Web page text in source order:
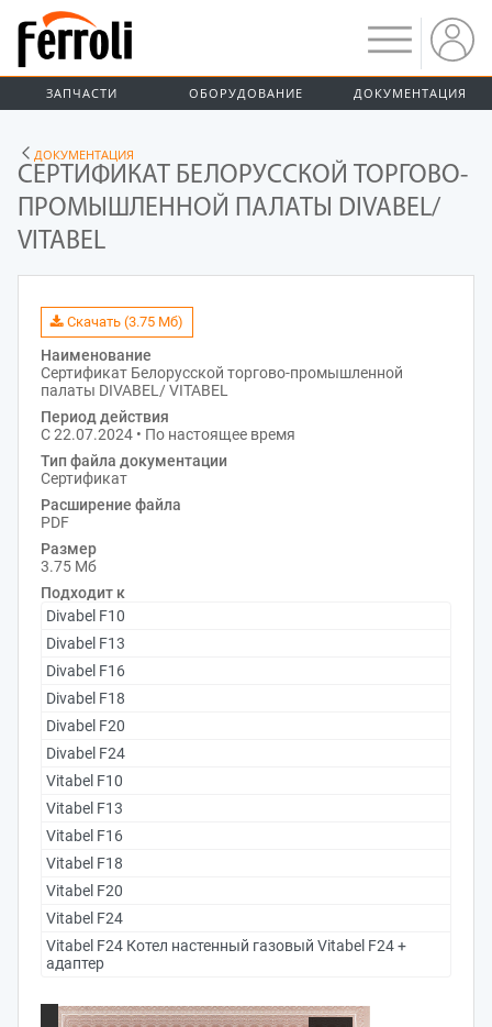
ЗАПЧАСТИ ОБОРУДОВАНИЕ ДОКУМЕНТАЦИЯ
ДОКУМЕНТАЦИЯ
СЕРТИФИКАТ БЕЛОРУССКОЙ ТОРГОВО-
ПРОМЫШЛЕННОЙ ПАЛАТЫ DIVABEL/
VITABEL
Скачать (3.75 Мб)
Наименование
Сертификат Белорусской торгово-промышленной
палаты DIVABEL/ VITABEL
Период действия
С 22.07.2024 • По настоящее время
Тип файла документации
Сертификат
Расширение файла
PDF
Размер
3.75 Мб
Подходит к
Divabel F10
Divabel F13
Divabel F16
Divabel F18
Divabel F20
Divabel F24
Vitabel F10
Vitabel F13
Vitabel F16
Vitabel F18
Vitabel F20
Vitabel F24
Vitabel F24 Котел настенный газовый Vitabel F24 +
адаптер